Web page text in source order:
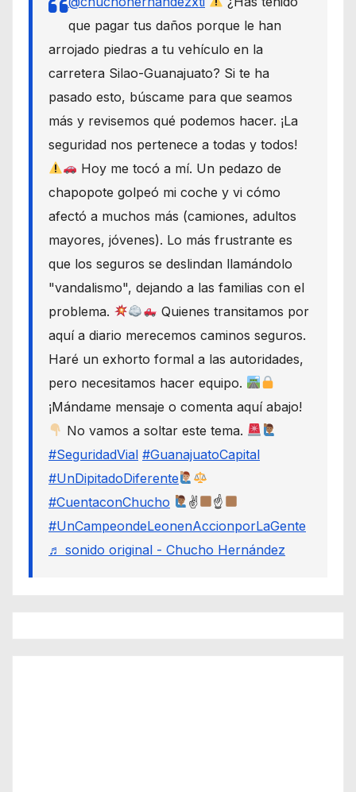
que pagar tus daños porque le han
arrojado piedras a tu vehículo en la
carretera Silao-Guanajuato? Si te ha
pasado esto, búscame para que seamos
más y revisemos qué podemos hacer. ¡La
seguridad nos pertenece a todas y todos!
Hoy me tocó a mí. Un pedazo de
chapopote golpeó mi coche y vi cómo
afectó a muchos más (camiones, adultos
mayores, jóvenes). Lo más frustrante es
que los seguros se deslindan llamándolo
"vandalismo", dejando a las familias con el
problema.
Quienes transitamos por
aquí a diario merecemos caminos seguros.
Haré un exhorto formal a las autoridades,
pero necesitamos hacer equipo.
¡Mándame mensaje o comenta aquí abajo!
No vamos a soltar este tema.
#SeguridadVial #GuanajuatoCapital
#UnDipitadoDiferente
#CuentaconChucho
✌
☝
#UnCampeondeLeonenAccionporLaGente
♬ sonido original - Chucho Hernández